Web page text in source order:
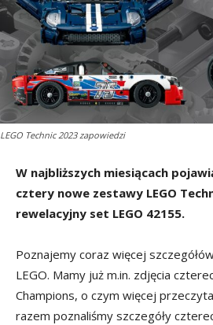
LEGO Technic 2023 zapowiedzi
W najbliższych miesiącach
cztery nowe zestawy LEGO
rewelacyjny set LEGO 42155.
Poznajemy coraz więcej
LEGO. Mamy już m.in. zdjęcia
Champions, o czym więcej
razem poznaliśmy szczegóły